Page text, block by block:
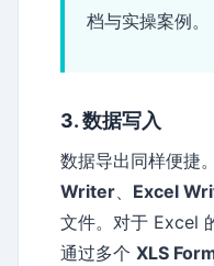
档与实操案例。
3. 数据写入
数据导出同样便捷
Writer、 Excel
文件。对于 Excel
通过多个 XLS